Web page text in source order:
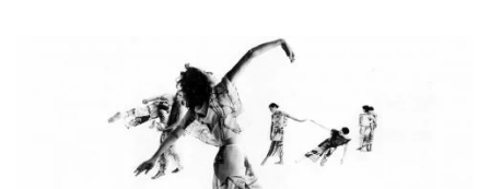
Trisha Brown : 50 ans de création - Critique sortie Danse Paris
Chaillot - Théâtre national de la danse